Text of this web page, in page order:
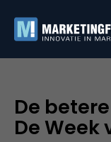
De
De Week